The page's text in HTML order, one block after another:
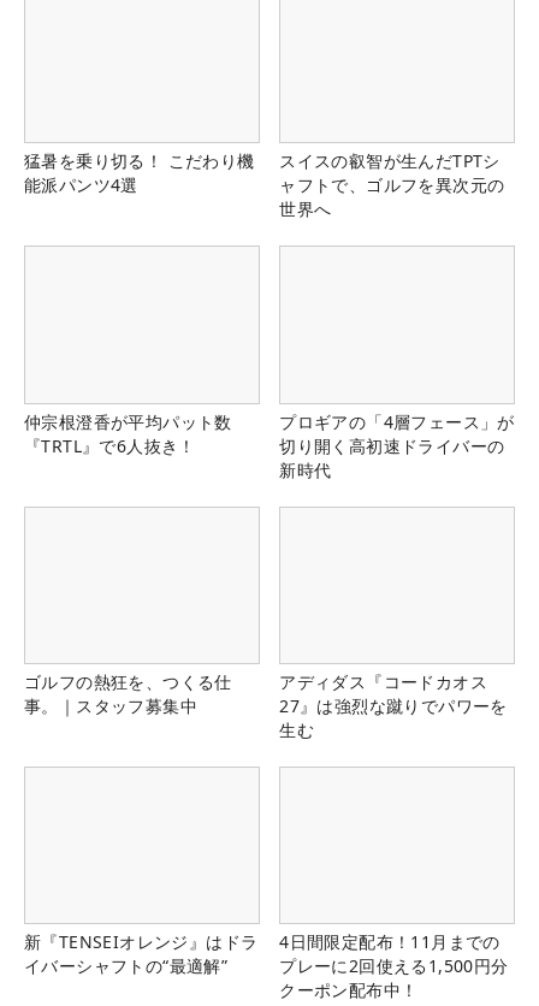
猛暑を乗り切る！ こだわり機
能派パンツ4選
スイスの叡智が生んだTPTシ
ャフトで、ゴルフを異次元の
世界へ
仲宗根澄香が平均パット数
『TRTL』で6人抜き！
プロギアの「4層フェース」が
切り開く高初速ドライバーの
新時代
ゴルフの熱狂を、つくる仕
事。｜スタッフ募集中
アディダス『コードカオス
27』は強烈な蹴りでパワーを
生む
新『TENSEIオレンジ』はドラ
イバーシャフトの“最適解”
4日間限定配布！11月までの
プレーに2回使える1,500円分
クーポン配布中！